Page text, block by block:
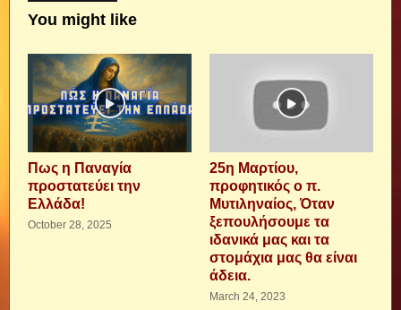
You might like
Πως η Παναγία
προστατεύει την
Ελλάδα!
October 28, 2025
25η Μαρτίου,
προφητικός ο π.
Μυτιληναίος, Όταν
ξεπουλήσουμε τα
ιδανικά μας και τα
στομάχια μας θα είναι
άδεια.
March 24, 2023